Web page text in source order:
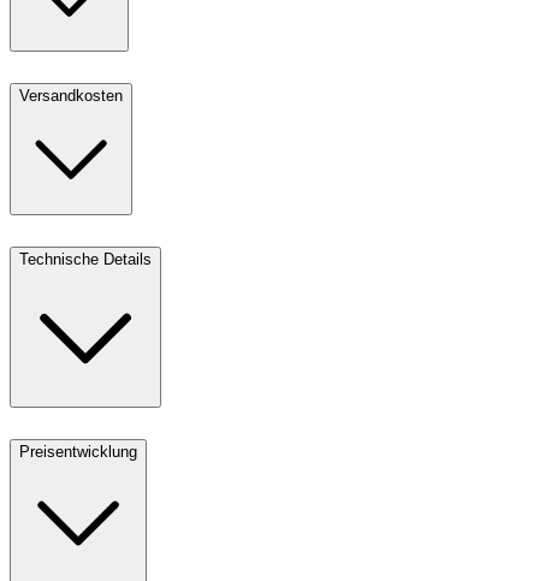
Versandkosten
Technische Details
Preisentwicklung